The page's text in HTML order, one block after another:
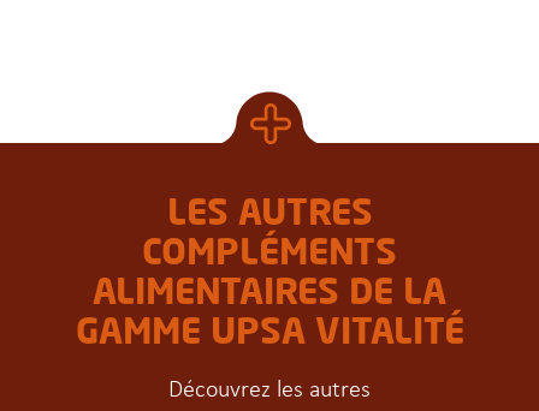
LES AUTRES
COMPLÉMENTS
ALIMENTAIRES DE LA
GAMME UPSA VITALITÉ
Découvrez les autres